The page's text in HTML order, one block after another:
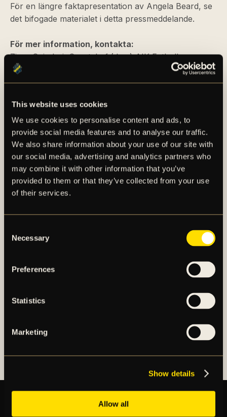
This website uses cookies
We use cookies to personalise content and ads, to
provide social media features and to analyse our traffic.
We also share information about your use of our site with
our social media, advertising and analytics partners who
may combine it with other information that you’ve
provided to them or that they’ve collected from your use
of their services.
Selection
Necessary
Preferences
Statistics
Marketing
Show details
Allow all
För en längre faktapresentation av Angela Beard, se
det bifogade materialet i detta pressmeddelande.
För mer information, kontakta:
Zinar Spindari, Sportchef (dam) AIK Fotboll
E-post:
AIK – SEDAN 1891
AIK Fotboll AB bedriver AIK Fotbollsförenings
damlag. Herrlaget spelar i Allsvenskan och damlaget
spelar i OBOS Damallsvenskan. AIK Fotboll AB är
AIK FOTBOLLSFÖRENING